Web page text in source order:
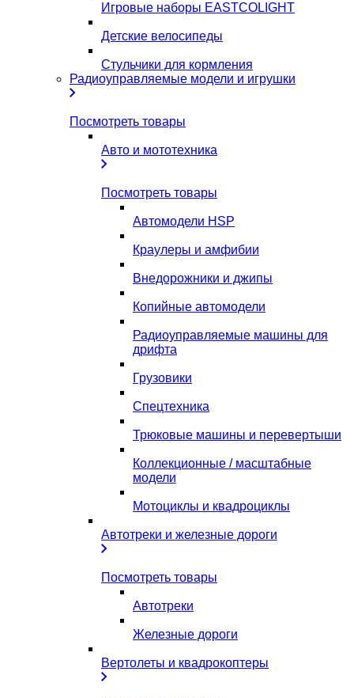
Игровые наборы EASTCOLIGHT
Детские велосипеды
Стульчики для кормления
Радиоуправляемые модели и игрушки
Посмотреть товары
Авто и мототехника
Посмотреть товары
Автомодели HSP
Краулеры и амфибии
Внедорожники и джипы
Копийные автомодели
Радиоуправляемые машины для
дрифта
Грузовики
Спецтехника
Трюковые машины и перевертыши
Коллекционные / масштабные
модели
Мотоциклы и квадроциклы
Автотреки и железные дороги
Посмотреть товары
Автотреки
Железные дороги
Вертолеты и квадрокоптеры